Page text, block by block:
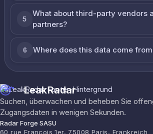
5
What about third-party vendors
partners?
6 Where does this data come
LeakRadar
Suchen, überwachen und beheben Sie
Zugangsdaten in wenigen Sekunden.
Radar Forge SASU
60 rue François 1er, 75008 Paris, Frankreich